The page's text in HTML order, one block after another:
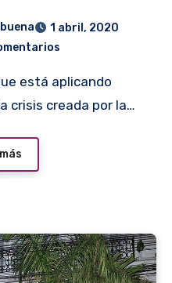
1 abril, 2020
crisis creada por la…